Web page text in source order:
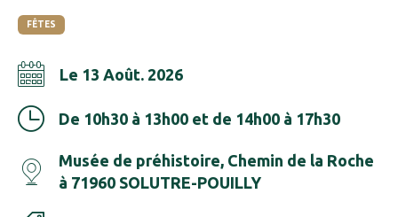
FÊTES
Le 13 Août. 2026
De 10h30 à 13h00 et de 14h00 à 17h30
Musée de préhistoire, Chemin de la Roche
à 71960 SOLUTRE-POUILLY